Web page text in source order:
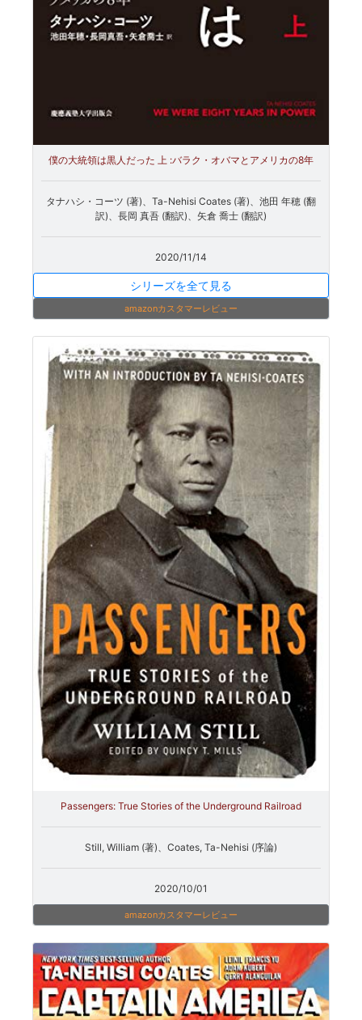
僕の大統領は黒人だった 上 :バラク・オバマとアメリカの8年
タナハシ・コーツ (著)、Ta-Nehisi Coates (著)、池田 年穂 (翻
訳)、長岡 真吾 (翻訳)、矢倉 喬士 (翻訳)
2020/11/14
シリーズを全て見る
amazonカスタマーレビュー
Passengers: True Stories of the Underground Railroad
Still, William (著)、Coates, Ta-Nehisi (序論)
2020/10/01
amazonカスタマーレビュー